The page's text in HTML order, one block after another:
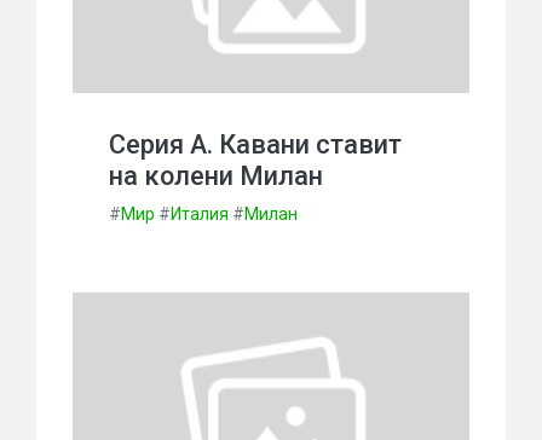
Серия А. Кавани ставит
на колени Милан
#Мир #Италия #Милан